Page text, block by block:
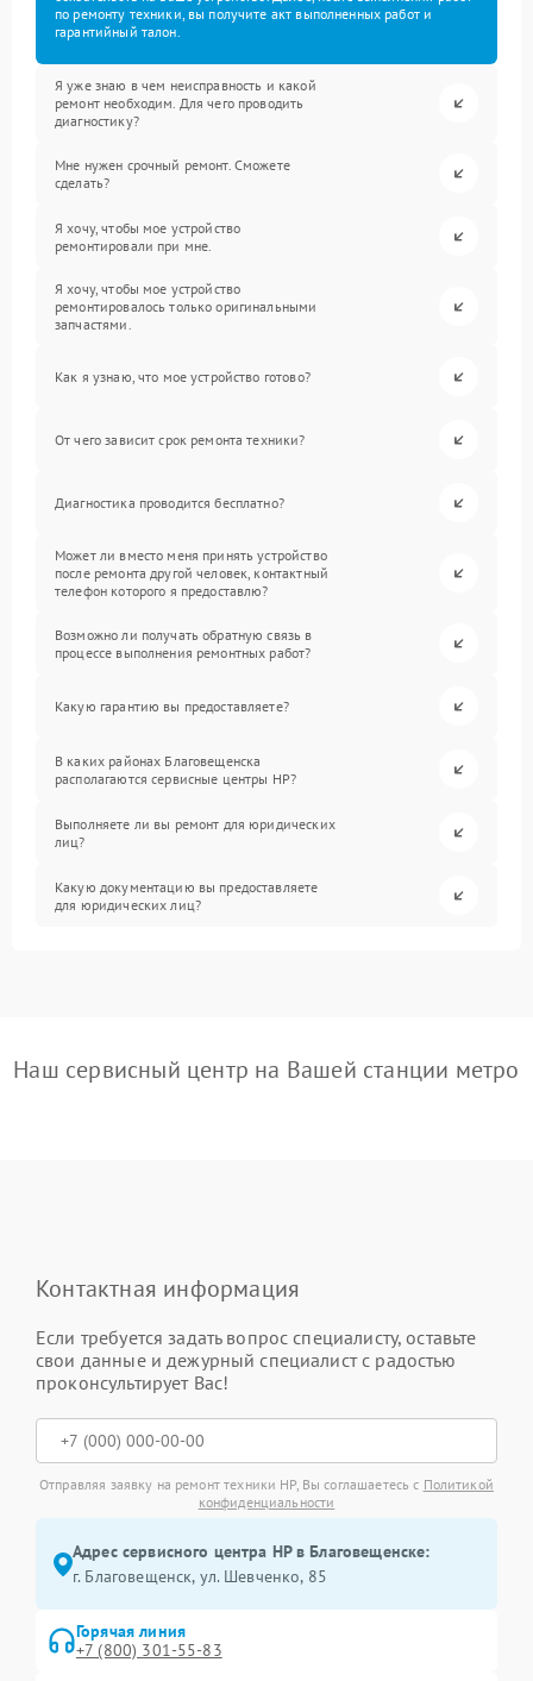
по ремонту техники, вы получите акт выполненных работ и
гарантийный талон.
Я уже знаю в чем неисправность и какой
ремонт необходим. Для чего проводить
диагностику?
Мне нужен срочный ремонт. Сможете
сделать?
Я хочу, чтобы мое устройство
ремонтировали при мне.
Я хочу, чтобы мое устройство
ремонтировалось только оригинальными
запчастями.
Как я узнаю, что мое устройство готово?
От чего зависит срок ремонта техники?
Диагностика проводится бесплатно?
Может ли вместо меня принять устройство
после ремонта другой человек, контактный
телефон которого я предоставлю?
Возможно ли получать обратную связь в
процессе выполнения ремонтных работ?
Какую гарантию вы предоставляете?
В каких районах Благовещенска
располагаются сервисные центры HP?
Выполняете ли вы ремонт для юридических
лиц?
Какую документацию вы предоставляете
для юридических лиц?
Наш сервисный центр на Вашей станции метро
Контактная информация
Если требуется задать вопрос специалисту, оставьте
свои данные и дежурный специалист с радостью
проконсультирует Вас!
Отправляя заявку на ремонт техники HP, Вы соглашаетесь с Политикой
конфиденциальности
Адрес сервисного центра HP в Благовещенске:
г. Благовещенск, ул. Шевченко, 85
Горячая линия
+7 (800) 301-55-83